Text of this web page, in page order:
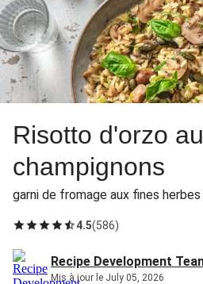
Risotto d'orzo
champignons
garni de fromage aux fines
4.5(586)
Recipe Development
Mis à jour le July 05, 2026